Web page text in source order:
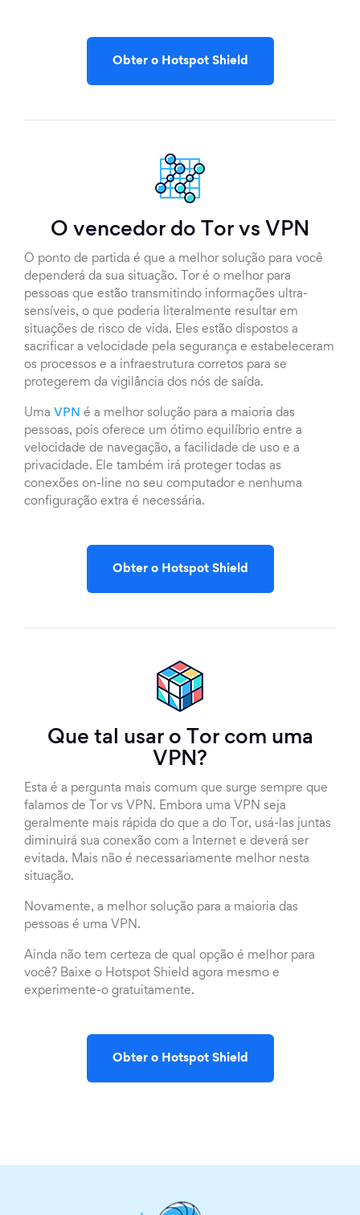
Obter o Hotspot Shield
O vencedor do Tor vs VPN
O ponto de partida é que a melhor solução para você
dependerá da sua situação. Tor é o melhor para
pessoas que estão transmitindo informações ultra-
sensíveis, o que poderia literalmente resultar em
situações de risco de vida. Eles estão dispostos a
sacrificar a velocidade pela segurança e estabeleceram
os processos e a infraestrutura corretos para se
protegerem da vigilância dos nós de saída.
Uma VPN é a melhor solução para a maioria das
pessoas, pois oferece um ótimo equilíbrio entre a
velocidade de navegação, a facilidade de uso e a
privacidade. Ele também irá proteger todas as
conexões on-line no seu computador e nenhuma
configuração extra é necessária.
Obter o Hotspot Shield
Que tal usar o Tor com uma
VPN?
Esta é a pergunta mais comum que surge sempre que
falamos de Tor vs VPN. Embora uma VPN seja
geralmente mais rápida do que a do Tor, usá-las juntas
diminuirá sua conexão com a Internet e deverá ser
evitada. Mais não é necessariamente melhor nesta
situação.
Novamente, a melhor solução para a maioria das
pessoas é uma VPN.
Ainda não tem certeza de qual opção é melhor para
você? Baixe o Hotspot Shield agora mesmo e
experimente-o gratuitamente.
Obter o Hotspot Shield